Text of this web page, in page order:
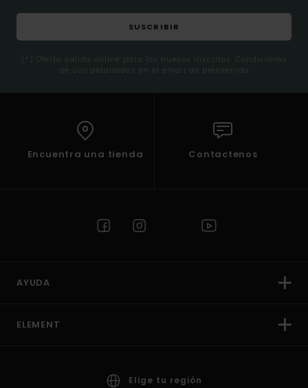
SUSCRIBIR
(*) Oferta valida online para los nuevos inscritos. Condiciones
de uso detalladas en el email de bienvenida
Encuentra una tienda Contactenos
AYUDA
ELEMENT
Elige tu región